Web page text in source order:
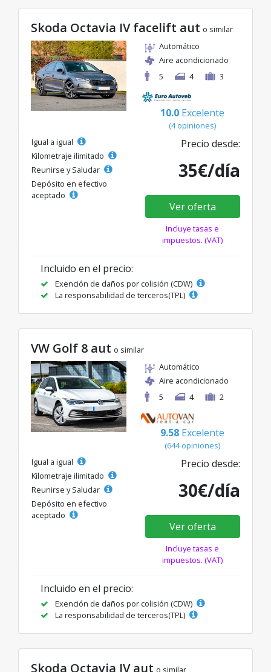
Skoda Octavia IV facelift aut o similar
Automático
Aire acondicionado
5
4 3
10.0 Excelente
(4 opiniones)
Igual a igual
Kilometraje ilimitado
Reunirse y Saludar
Depósito en efectivo
aceptado
Precio desde:
35€/día
Ver oferta
Incluye tasas e
impuestos. (VAT)
Incluido en el precio:
Exención de daños por colisión (CDW)
La responsabilidad de terceros(TPL)
VW Golf 8 aut o similar
Automático
Aire acondicionado
5
4 2
9.58 Excelente
(644 opiniones)
Igual a igual
Kilometraje ilimitado
Reunirse y Saludar
Depósito en efectivo
aceptado
Precio desde:
30€/día
Ver oferta
Incluye tasas e
impuestos. (VAT)
Incluido en el precio:
Exención de daños por colisión (CDW)
La responsabilidad de terceros(TPL)
Skoda Octavia IV aut o similar